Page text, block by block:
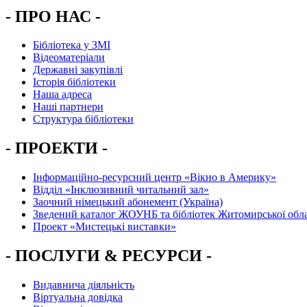
- ПРО НАС -
Бібліотека у ЗМІ
Відеоматеріали
Державні закупівлі
Історія бібліотеки
Наша адреса
Наші партнери
Структура бібліотеки
- ПРОЕКТИ -
Інформаційно-ресурсний центр «Вікно в Америку»
Вiддiл «Інклюзивний читальний зал»
Заочний німецький абонемент (Україна)
Зведений каталог ЖОУНБ та бібліотек Житомирської
Проект «Мистецькі виставки»
- ПОСЛУГИ & РЕСУРСИ -
Видавнича діяльність
Віртуальна довідка